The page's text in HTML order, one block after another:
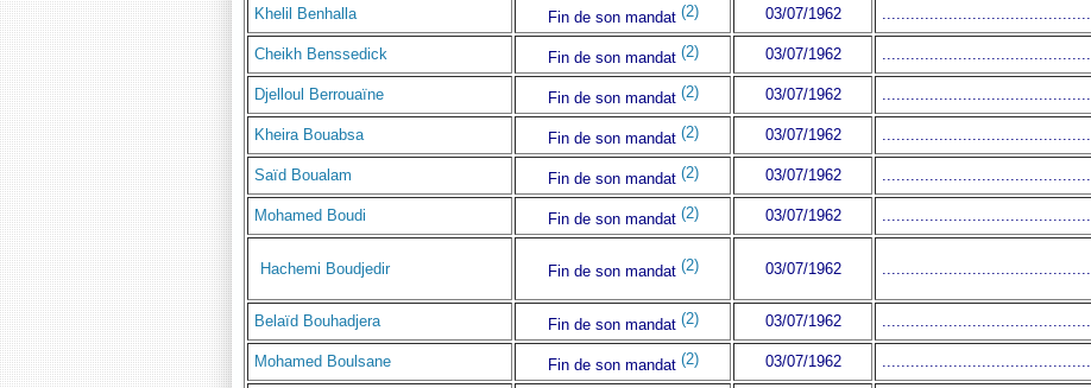
Khelil Benhalla Fin de son mandat (2) 03/07/1962
Cheikh Benssedick Fin de son mandat (2) 03/07/1962
Djelloul Berrouaïne Fin de son mandat (2) 03/07/1962
Kheira Bouabsa Fin de son mandat (2) 03/07/1962
Saïd Boualam Fin de son mandat (2) 03/07/1962
Mohamed Boudi Fin de son mandat (2) 03/07/1962
Hachemi Boudjedir Fin de son mandat (2) 03/07/1962
Belaïd Bouhadjera Fin de son mandat (2) 03/07/1962
Mohamed Boulsane Fin de son mandat (2) 03/07/1962